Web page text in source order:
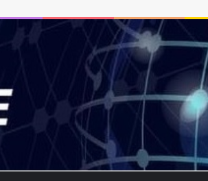
النشرة الاقتصادية || الخميس 10-8-2023